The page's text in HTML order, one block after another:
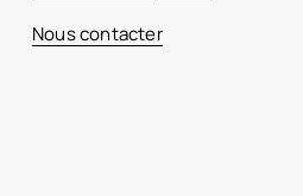
Nous contacter